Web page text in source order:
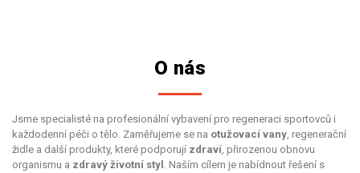
O nás
Jsme specialisté na profesionální vybavení pro regeneraci sportovců i
každodenní péči o tělo. Zaměřujeme se na otužovací vany, regenerační
židle a další produkty, které podporují zdraví, přirozenou obnovu
organismu a zdravý životní styl . Naším cílem je nabídnout řešení s